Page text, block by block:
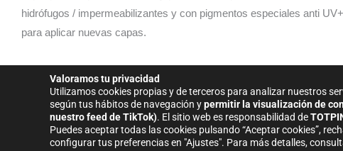
hidrófugos / impermeabilizantes y con pigmentos especiales anti
para aplicar nuevas capas.
El secado de la superficie en condiciones normales es de 6 horas y
Valoramos tu privacidad
Utilizamos cookies propias y de terceros para analizar nuestros
según tus hábitos de navegación ypermitir la visualización de
nuestro feed de TikTok). El sitio web es responsabilidad de
Puedes aceptar todas las cookies pulsando “Aceptar cookies”,
configurar tus preferencias en "Ajustes". Para más detalles,